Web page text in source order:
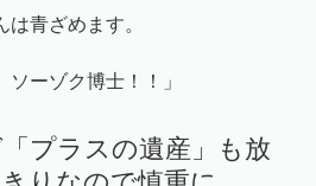
青ざめます。
ーゾク博士！！」
プラスの遺産」も放